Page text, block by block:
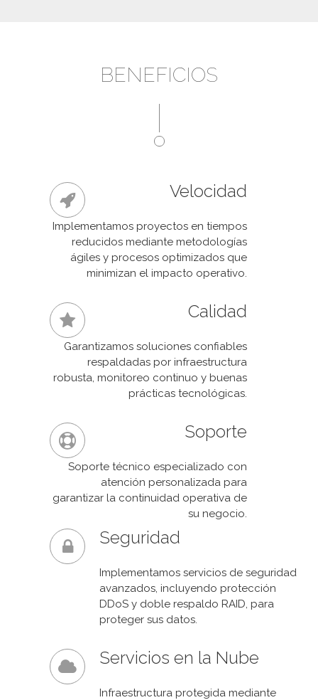
BENEFICIOS
Velocidad
Implementamos proyectos en tiempos
reducidos mediante metodologías
ágiles y procesos optimizados que
minimizan el impacto operativo.
Calidad
Garantizamos soluciones confiables
respaldadas por infraestructura
robusta, monitoreo continuo y buenas
prácticas tecnológicas.
Soporte
Soporte técnico especializado con
atención personalizada para
garantizar la continuidad operativa de
su negocio.
Seguridad
Implementamos servicios de seguridad
avanzados, incluyendo protección
DDoS y doble respaldo RAID, para
proteger sus datos.
Servicios en la Nube
Infraestructura protegida mediante